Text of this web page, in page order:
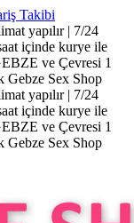
Takibi
yapılır | 7/24
içinde kurye ile
ve Çevresi 1
Gebze Sex Shop
yapılır | 7/24
içinde kurye ile
ve Çevresi 1
Gebze Sex Shop